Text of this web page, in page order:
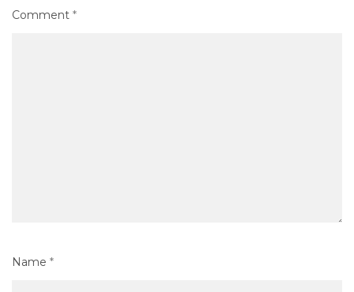
Comment *
Name *